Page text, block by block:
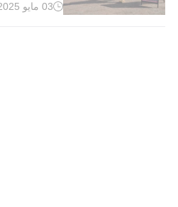
وقت
03 مايو 2025